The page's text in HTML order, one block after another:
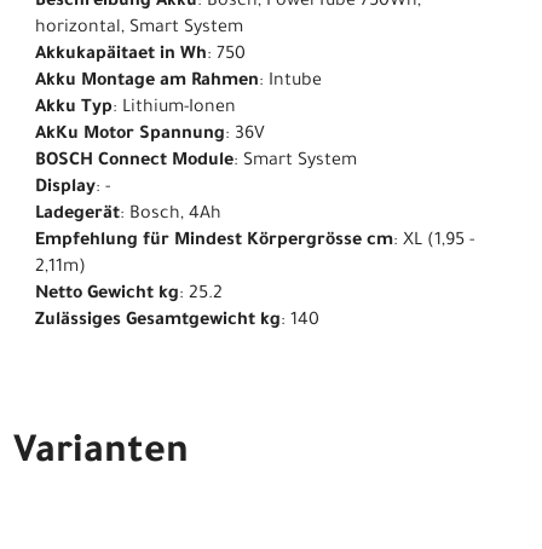
horizontal, Smart System
Akkukapäitaet in Wh: 750
Akku Montage am Rahmen: Intube
Akku Typ: Lithium-Ionen
AkKu Motor Spannung: 36V
BOSCH Connect Module: Smart System
Display: -
Ladegerät: Bosch, 4Ah
Empfehlung für Mindest Körpergrösse cm: XL (1,95 -
2,11m)
Netto Gewicht kg: 25.2
Zulässiges Gesamtgewicht kg: 140
Varianten